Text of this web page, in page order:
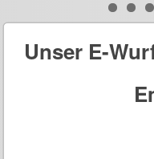
Unser E-